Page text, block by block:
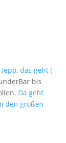
Jepp, das geht (
bis
Da geht
den großen